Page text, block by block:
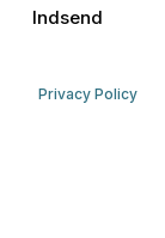
Indsend
Privacy Policy